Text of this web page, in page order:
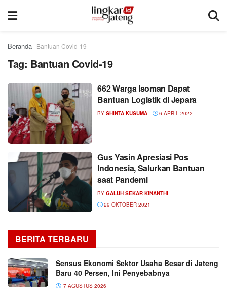
Beranda | Bantuan Covid-19
Tag: Bantuan Covid-19
662 Warga Isoman Dapat
Bantuan Logistik di Jepara
BY SHINTA KUSUMA 6 APRIL 2022
Gus Yasin Apresiasi Pos
Indonesia, Salurkan Bantuan
saat Pandemi
BY GALUH SEKAR KINANTHI
29 OKTOBER 2021
BERITA TERBARU
Sensus Ekonomi Sektor Usaha Besar di Jateng
Baru 40 Persen, Ini Penyebabnya
7 AGUSTUS 2026